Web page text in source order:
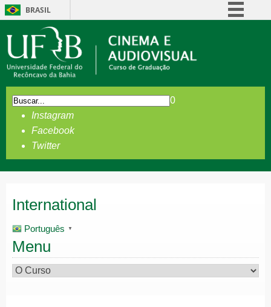
BRASIL
Comunica BR
Acesso à informação
Legislação
0
Instagram
Facebook
Twitter
International
Português ▼
Menu